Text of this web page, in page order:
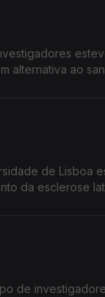
alternativa ao
de Lisboa
da esclerose
de